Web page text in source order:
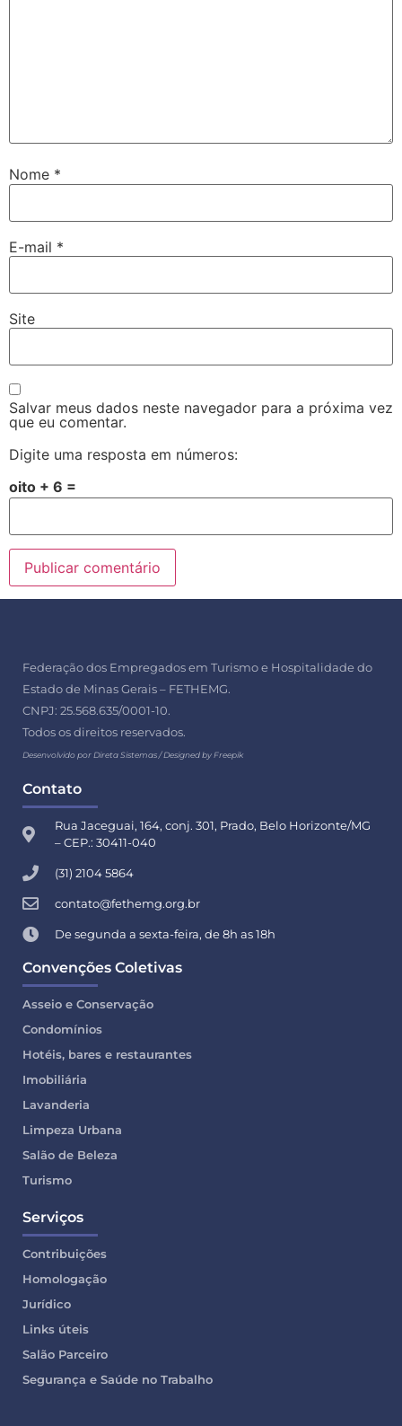
Nome *
E-mail *
Site
Salvar meus dados neste navegador para a próxima vez
que eu comentar.
Digite uma resposta em números:
oito + 6 =
Federação dos Empregados em Turismo e Hospitalidade do
Estado de Minas Gerais – FETHEMG.
CNPJ: 25.568.635/0001-10.
Todos os direitos reservados.
Desenvolvido por Direta Sistemas /Designed by Freepik
Contato
Rua Jaceguai, 164, conj. 301, Prado, Belo Horizonte/MG
– CEP.: 30411-040
(31) 2104 5864
contato@fethemg.org.br
De segunda a sexta-feira, de 8h as 18h
Convenções Coletivas
Asseio e Conservação
Condomínios
Hotéis, bares e restaurantes
Imobiliária
Lavanderia
Limpeza Urbana
Salão de Beleza
Turismo
Serviços
Contribuições
Homologação
Jurídico
Links úteis
Salão Parceiro
Segurança e Saúde no Trabalho